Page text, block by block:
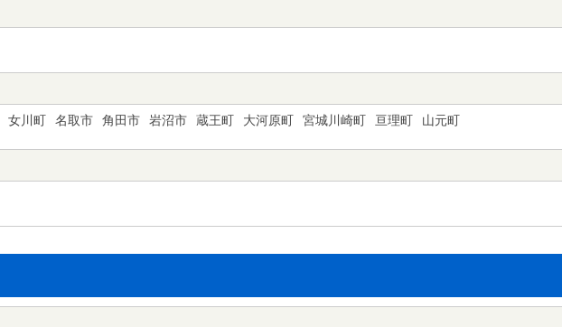
女川町 名取市 角田市 岩沼市 蔵王町 大河原町 宮城川崎町 亘理町 山元町